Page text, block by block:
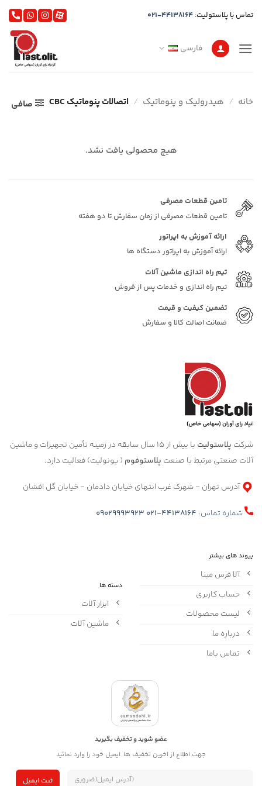
تماس با پلاستولیت: 021-44138164
فارسی
خانه / هیدرولیک و پنوماتیک / اتصالات پنوماتیک CBC صافی
هیچ محصولی یافت نشد.
تامین قطعات مصرفی
تامین قطعات مصرفی از زمان سفارش تا دو هفته
ارائه آموزش به اپراتور
ارائه آموزش به اپراتور دستگاه ها
تیم راه اندازی ماشین آلات
تیم راه اندازی و خدمات پس از فروش
تضمین کیفیت و قیمت
ضمانت اصالت کالا و سفارش
شرکت پلاستولیت
با بیش از 15 سال سابقه در زمینه تأمین تجهیزات و ماشین
آلات صنعتی مرتبط با صنعت پلاستوفوم ( یونولیت) فعالیت دارد.
آدرس تهران - شهرک غرب انتهای خیابان دادمان - خیابان گل افشان
شماره تماس: 021-44138164
09029993923
پیوند های بیشتر
آلا فرس مبنا
حساب کاربری
لیست محصولات
درباره ما
تماس باما
دسته ها
ابزار آلات
ماشین آلات
عضو شوید و تخفیف بگیرید
جهت اطلاع از اخرین تخفیف ها ایمیل خود را وارد نمائید